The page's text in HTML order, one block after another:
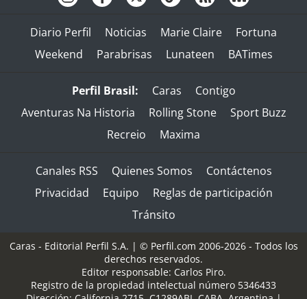
Diario Perfil Noticias Marie Claire
Fortuna
Weekend
Parabrisas Lunateen BATimes
Perfil Brasil: Caras
Contigo
Aventuras Na Historia
Rolling Stone
Sport Buzz
Recreio
Maxima
Canales RSS Quienes Somos
Contáctenos
Privacidad
Equipo
Reglas de participación
Tránsito
Caras - Editorial Perfil S.A. | © Perfil.com 2006-2026 - Todos los
derechos reservados.
Editor responsable: Carlos Piro.
Registro de la propiedad intelectual número 5346433